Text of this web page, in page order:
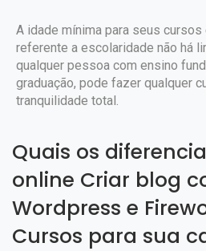
A idade mínima para seus
referente a escolaridade não há
qualquer pessoa com ensino
graduação, pode fazer qualquer
tranquilidade total.
Quais os
online Criar blog
Wordpress e
Cursos para sua